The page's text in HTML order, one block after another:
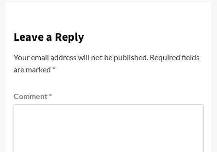
Leave a Reply
Your email address will not be published. Required fields
are marked *
Comment *